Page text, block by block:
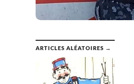
ARTICLES ALÉATOIRES →